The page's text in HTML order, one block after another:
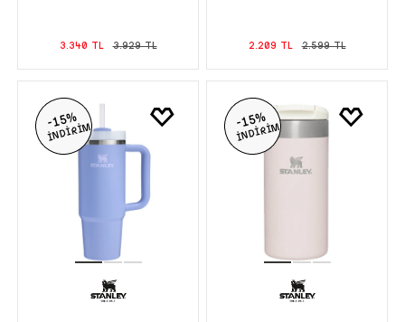
3.340 TL 3.929 TL 2.209 TL 2.599 TL
-15%
İNDİRİM
-15%
İNDİRİM